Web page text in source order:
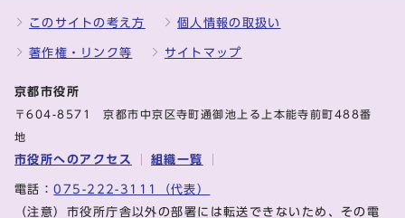
このサイトの考え方 個人情報の取扱い
著作権・リンク等 サイトマップ
京都市役所
〒604-8571 京都市中京区寺町通御池上る上本能寺前町488番
地
市役所へのアクセス 組織一覧
電話：075-222-3111（代表）
（注意）市役所庁舎以外の部署には転送できないため、その電